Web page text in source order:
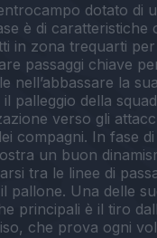
dotato di
è di caratteristiche
in zona trequarti
passaggi chiave
nell’abbassare la
palleggio della
verso gli
compagni. In fase
un buon
tra le linee di
pallone. Una delle
principali è il tiro
che prova ogni